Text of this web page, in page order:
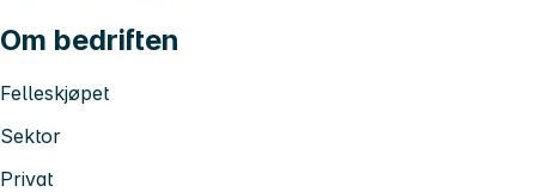
Om bedriften
Felleskjøpet
Sektor
Privat